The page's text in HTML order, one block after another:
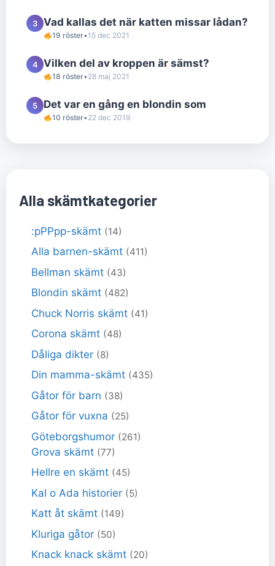
3 Vad kallas det när katten missar lådan?
19 röster•15 dec 2021
4 Vilken del av kroppen är sämst?
18 röster•28 maj 2021
5 Det var en gång en blondin som
10 röster•22 dec 2019
Alla skämtkategorier
:pPPpp-skämt (14)
Alla barnen-skämt (411)
Bellman skämt (43)
Blondin skämt (482)
Chuck Norris skämt (41)
Corona skämt (48)
Dåliga dikter (8)
Din mamma-skämt (435)
Gåtor för barn (38)
Gåtor för vuxna (25)
Göteborgshumor (261)
Grova skämt (77)
Hellre en skämt (45)
Kal o Ada historier (5)
Katt åt skämt (149)
Kluriga gåtor (50)
Knack knack skämt (20)